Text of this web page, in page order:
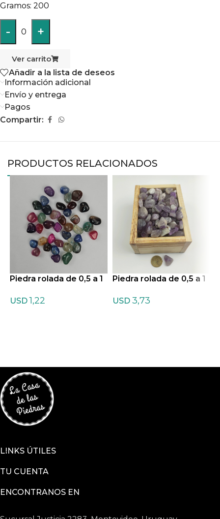
200
- 0 +
Ver carrito
Añadir a la lista de deseos
Información adicional
Envío y entrega
Pagos
Compartir:
PRODUCTOS RELACIONADOS
Piedra rolada de 0,5 a 1
tas
USD 1,22
Piedra rolada de 0,5 a 1
n
USD 3,73
LINKS ÚTILES
TU CUENTA
ENCONTRANOS EN